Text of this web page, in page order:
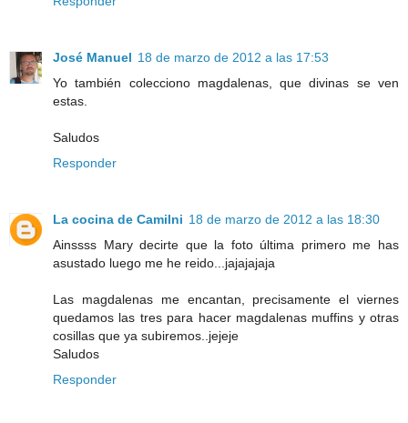
José Manuel 18 de marzo de 2012 a las 17:53
Yo también colecciono magdalenas, que divinas se ven
estas.
Saludos
Responder
La cocina de Camilni 18 de marzo de 2012 a las 18:30
Ainssss Mary decirte que la foto última primero me has
asustado luego me he reido...jajajajaja
Las magdalenas me encantan, precisamente el viernes
quedamos las tres para hacer magdalenas muffins y otras
cosillas que ya subiremos..jejeje
Saludos
Responder